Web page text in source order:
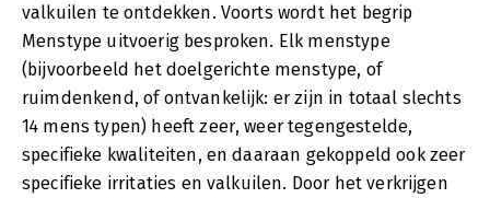
valkuilen te ontdekken. Voorts wordt het begrip
Menstype uitvoerig besproken. Elk menstype
(bijvoorbeeld het doelgerichte menstype, of
ruimdenkend, of ontvankelijk: er zijn in totaal slechts
14 mens typen) heeft zeer, weer tegengestelde,
specifieke kwaliteiten, en daaraan gekoppeld ook zeer
specifieke irritaties en valkuilen. Door het verkrijgen